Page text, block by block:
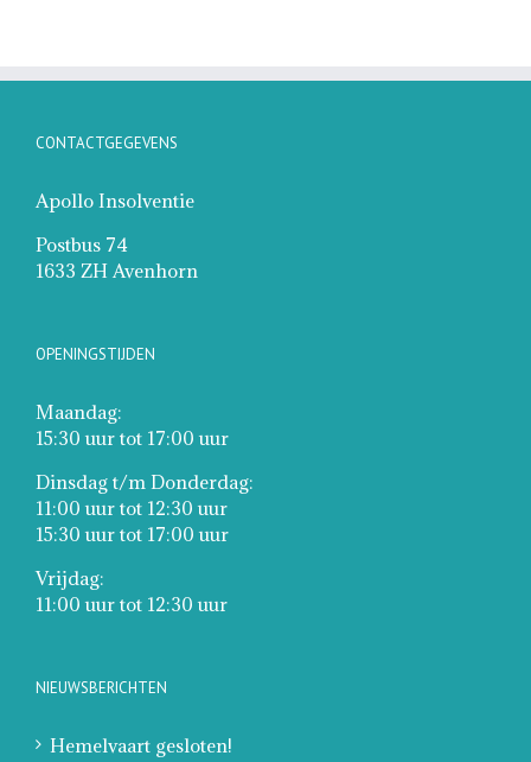
CONTACTGEGEVENS
Apollo Insolventie
Postbus 74
1633 ZH Avenhorn
OPENINGSTIJDEN
Maandag:
15:30 uur tot 17:00 uur
Dinsdag t/m Donderdag:
11:00 uur tot 12:30 uur
15:30 uur tot 17:00 uur
Vrijdag:
11:00 uur tot 12:30 uur
NIEUWSBERICHTEN
Hemelvaart gesloten!